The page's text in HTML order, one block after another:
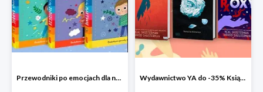
Przewodniki po emocjach dla najmłodszych Wydawnictwo YA do -35% Książki dla młodzieży